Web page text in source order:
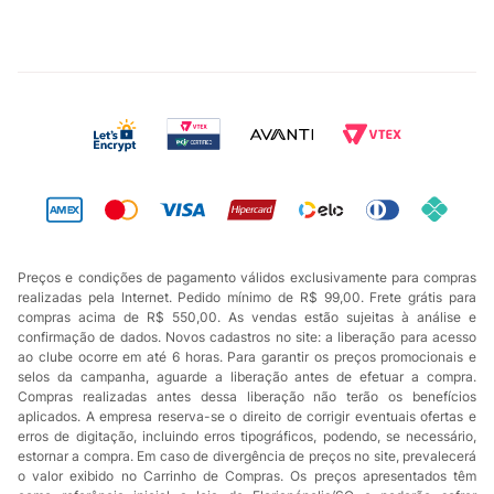
Preços e condições de pagamento válidos exclusivamente para compras
realizadas pela Internet. Pedido mínimo de R$ 99,00. Frete grátis para
compras acima de R$ 550,00. As vendas estão sujeitas à análise e
confirmação de dados. Novos cadastros no site: a liberação para acesso
ao clube ocorre em até 6 horas. Para garantir os preços promocionais e
selos da campanha, aguarde a liberação antes de efetuar a compra.
Compras realizadas antes dessa liberação não terão os benefícios
aplicados. A empresa reserva-se o direito de corrigir eventuais ofertas e
erros de digitação, incluindo erros tipográficos, podendo, se necessário,
estornar a compra. Em caso de divergência de preços no site, prevalecerá
o valor exibido no Carrinho de Compras. Os preços apresentados têm